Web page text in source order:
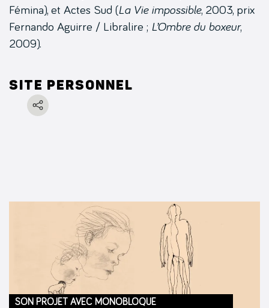
Fémina), et Actes Sud (La Vie impossible, 2003, prix
Fernando Aguirre / Libralire ; L’Ombre du boxeur,
2009).
Site personnel
SON PROJET AVEC MONOBLOQUE